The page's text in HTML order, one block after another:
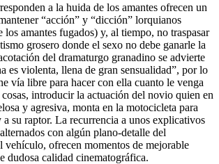
a la huida de los amantes ofrecen un
“acción” y “dicción” lorquianos
los amantes fugados) y, al tiempo, no traspasar
grosero donde el sexo no debe ganarle la
del dramaturgo granadino se advierte
es violenta, llena de gran sensualidad”, por lo
vía libre para hacer con ella cuanto le venga
introducir la actuación del novio quien en
y agresiva, monta en la motocicleta para
a su raptor. La recurrencia a unos explicativos
con algún plano-detalle del
vehículo, ofrecen momentos de mejorable
dudosa calidad cinematográfica.